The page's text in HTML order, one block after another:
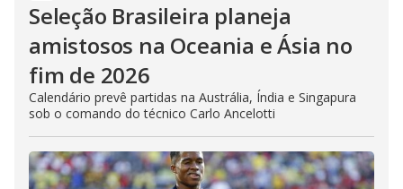
Seleção Brasileira planeja
amistosos na Oceania e Ásia no
fim de 2026
Calendário prevê partidas na Austrália, Índia e Singapura
sob o comando do técnico Carlo Ancelotti